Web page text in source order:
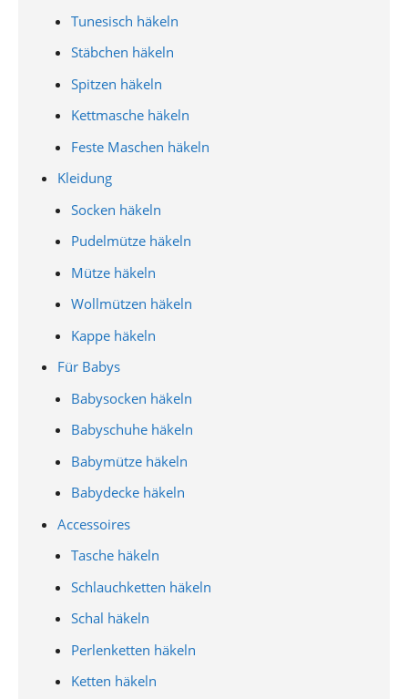
Tunesisch häkeln
Stäbchen häkeln
Spitzen häkeln
Kettmasche häkeln
Feste Maschen häkeln
Kleidung
Socken häkeln
Pudelmütze häkeln
Mütze häkeln
Wollmützen häkeln
Kappe häkeln
Für Babys
Babysocken häkeln
Babyschuhe häkeln
Babymütze häkeln
Babydecke häkeln
Accessoires
Tasche häkeln
Schlauchketten häkeln
Schal häkeln
Perlenketten häkeln
Ketten häkeln